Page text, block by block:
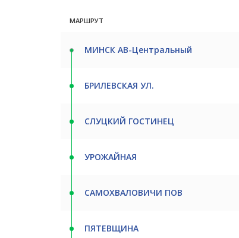
МАРШРУТ
МИНСК АВ-Центральный
БРИЛЕВСКАЯ УЛ.
СЛУЦКИЙ ГОСТИНЕЦ
УРОЖАЙНАЯ
САМОХВАЛОВИЧИ ПОВ
ПЯТЕВЩИНА